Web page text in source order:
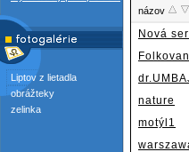
Liptov z lietadla
obrážteky
zelinka
názov
Nová
nature
motýl1